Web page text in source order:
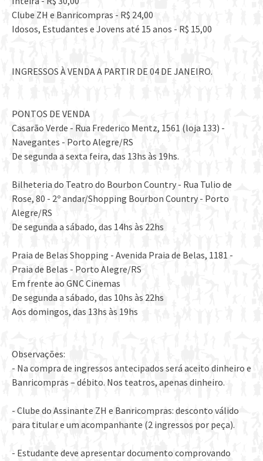
Clube ZH e Banricompras - R$ 24,00
Idosos, Estudantes e Jovens até 15 anos - R$ 15,00
INGRESSOS À VENDA A PARTIR DE 04 DE JANEIRO.
PONTOS DE VENDA
Casarão Verde - Rua Frederico Mentz, 1561 (loja 133) -
Navegantes - Porto Alegre/RS
De segunda a sexta feira, das 13hs às 19hs.
Bilheteria do Teatro do Bourbon Country - Rua Tulio de
Rose, 80 - 2º andar/Shopping Bourbon Country - Porto
Alegre/RS
De segunda a sábado, das 14hs às 22hs
Praia de Belas Shopping - Avenida Praia de Belas, 1181 -
Praia de Belas - Porto Alegre/RS
Em frente ao GNC Cinemas
De segunda a sábado, das 10hs às 22hs
Aos domingos, das 13hs às 19hs
Observações:
- Na compra de ingressos antecipados será aceito dinheiro e
Banricompras – débito. Nos teatros, apenas dinheiro.
- Clube do Assinante ZH e Banricompras: desconto válido
para titular e um acompanhante (2 ingressos por peça).
- Estudante deve apresentar documento comprovando